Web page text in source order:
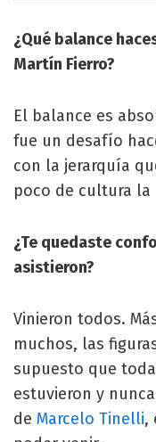
¿Qué balance
Martín Fierro?
El balance es
fue un desafío
con la jerarquía
poco de cultura la
¿Te quedaste
asistieron?
Vinieron todos.
muchos, las
supuesto que
estuvieron y
de Marcelo Tinelli,